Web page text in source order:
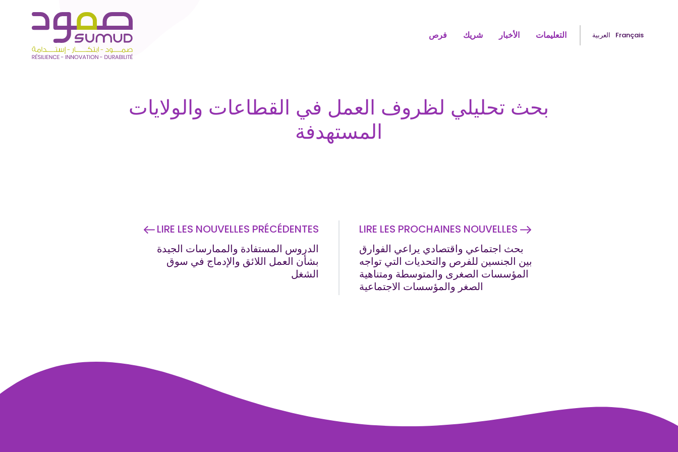
فرص شريك الأخبار التعليمات العربية Français
بحث تحليلي لظروف العمل في القطاعات والولايات
المستهدفة
LIRE LES NOUVELLES PRÉCÉDENTES
الدروس المستفادة والممارسات الجيدة
بشأن العمل اللائق والإدماج في سوق
الشغل
LIRE LES PROCHAINES NOUVELLES
بحث اجتماعي واقتصادي يراعي الفوارق
بين الجنسين للفرص والتحديات التي تواجه
المؤسسات الصغرى والمتوسطة ومتناهية
الصغر والمؤسسات الاجتماعية